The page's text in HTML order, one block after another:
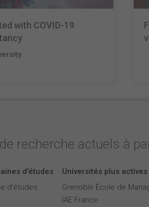
with COVID-19
recherche actuels à
d'études
d'études
Universités plus actives
Grenoble École de
IAE France